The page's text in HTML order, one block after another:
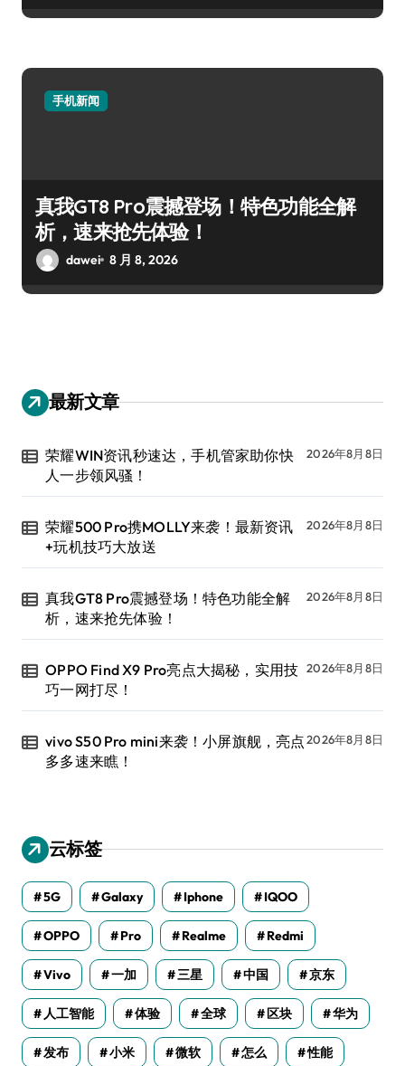
手机新闻
真我GT8 Pro震撼登场！特色功能全解
析，速来抢先体验！
dawei 8 月 8, 2026
最新文章
荣耀WIN资讯秒速达，手机管家助你快
人一步领风骚！
2026年8月8日
荣耀500 Pro携MOLLY来袭！最新资讯
+玩机技巧大放送
2026年8月8日
真我GT8 Pro震撼登场！特色功能全解
析，速来抢先体验！
2026年8月8日
OPPO Find X9 Pro亮点大揭秘，实用技
巧一网打尽！
2026年8月8日
vivo S50 Pro mini来袭！小屏旗舰，亮点
多多速来瞧！
2026年8月8日
云标签
5G Galaxy Iphone IQOO
OPPO Pro Realme Redmi
Vivo 一加 三星 中国 京东
人工智能 体验 全球 区块 华为
发布 小米 微软 怎么 性能